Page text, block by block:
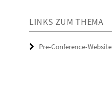
LINKS ZUM THEMA
Pre-Conference-Website